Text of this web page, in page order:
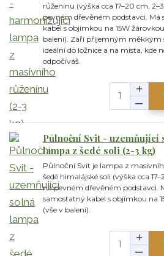
růženínu (výška cca 17–20 cm,
pevném dřevěném podstavci. Má
kabel s objímkou na 15W
balení). Září příjemným měkkým
ideální do ložnice a na místa, kde
odpočíváš.
Půlnoční Svit - uzemňující
lampa z šedé soli (2-3 kg)
Půlnoční Svit je lampa z
šedé himalájské soli (výška cca
na pevném dřevěném podstavci.
samostatný kabel s objímkou na
(vše v balení).